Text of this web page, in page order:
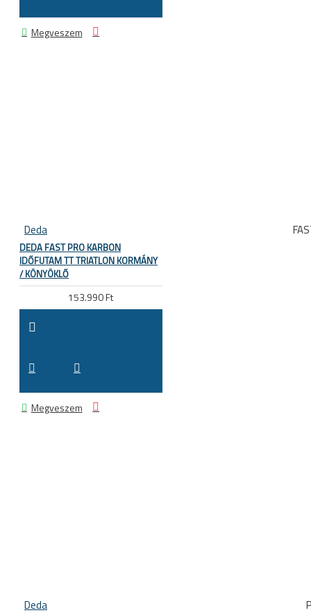
Megveszem
Deda
DEDA FAST PRO KARBON
IDŐFUTAM TT TRIATLON KORMÁNY
/ KÖNYÖKLŐ
153.990 Ft
Megveszem
Deda